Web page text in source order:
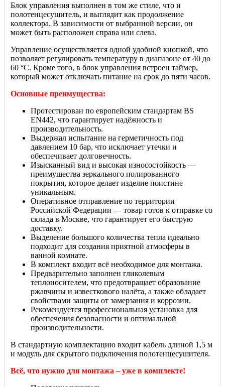
Блок управления выполнен в том же стиле, что и
полотенцесушитель, и выглядит как продолжение
коллектора. В зависимости от выбранной версии, он
может быть расположен справа или слева.
Управление осуществляется одной удобной кнопкой, что
позволяет регулировать температуру в диапазоне от 40 до
60 °C. Кроме того, в блок управления встроен таймер,
который может отключать питание на срок до пяти часов.
Основные преимущества:
Протестирован по европейским стандартам BS
EN442, что гарантирует надёжность и
производительность.
Выдержал испытание на герметичность под
давлением 10 бар, что исключает утечки и
обеспечивает долговечность.
Изысканный вид и высокая износостойкость —
преимущества зеркального полированного
покрытия, которое делает изделие поистине
уникальным.
Оперативное отправление по территории
Российской Федерации — товар готов к отправке со
склада в Москве, что гарантирует его быструю
доставку.
Выделение большого количества тепла идеально
подходит для создания приятной атмосферы в
ванной комнате.
В комплект входит всё необходимое для монтажа.
Предварительно заполнен гликолевым
теплоносителем, что предотвращает образование
ржавчины и известкового налёта, а также обладает
свойствами защиты от замерзания и коррозии.
Рекомендуется профессиональная установка для
обеспечения безопасности и оптимальной
производительности.
В стандартную комплектацию входит кабель длиной 1,5 м
и модуль для скрытого подключения полотенцесушителя.
Всё, что нужно для монтажа – уже в комплекте!